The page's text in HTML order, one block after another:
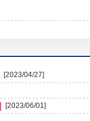
[2023/04/27]
[2023/06/01]